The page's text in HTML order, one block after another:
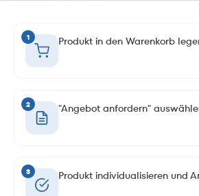
1 Produkt in den Warenkorb
2 "Angebot anfordern"
3 Produkt individualisieren und